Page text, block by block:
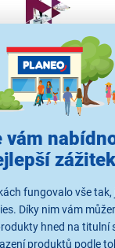
vám
zážitek
fungovalo vše tak,
Díky nim vám
hned na titulní
produktů podle
Sencor SLA FA4B250
299 Kč
Příslušenství k
laminátorům